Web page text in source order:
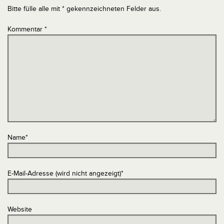
Bitte fülle alle mit * gekennzeichneten Felder aus.
Kommentar *
Name*
E-Mail-Adresse (wird nicht angezeigt)*
Website